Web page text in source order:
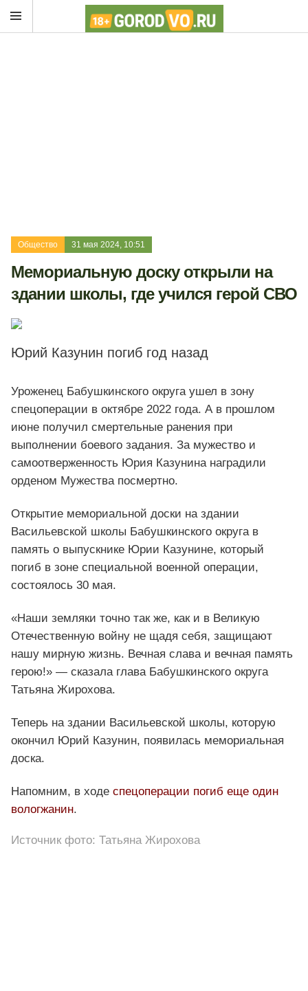
Общество 31 мая 2024, 10:51
Мемориальную доску открыли на
здании школы, где учился герой СВО
Юрий Казунин погиб год назад
Уроженец Бабушкинского округа ушел в зону
спецоперации в октябре 2022 года. А в прошлом
июне получил смертельные ранения при
выполнении боевого задания. За мужество и
самоотверженность Юрия Казунина наградили
орденом Мужества посмертно.
Открытие мемориальной доски на здании
Васильевской школы Бабушкинского округа в
память о выпускнике Юрии Казунине, который
погиб в зоне специальной военной операции,
состоялось 30 мая.
«Наши земляки точно так же, как и в Великую
Отечественную войну не щадя себя, защищают
нашу мирную жизнь. Вечная слава и вечная память
герою!» — сказала глава Бабушкинского округа
Татьяна Жирохова.
Теперь на здании Васильевской школы, которую
окончил Юрий Казунин, появилась мемориальная
доска.
Напомним, в ходе спецоперации погиб еще один
вологжанин.
Источник фото: Татьяна Жирохова